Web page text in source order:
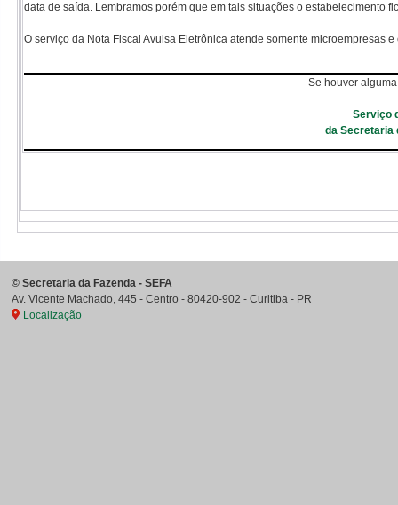
data de saída. Lembramos porém que em tais situações o estabelecimento
O serviço da Nota Fiscal Avulsa Eletrônica atende somente microempresas
Se houver
Serviço
da Secretaria
© Secretaria da Fazenda - SEFA
Av. Vicente Machado, 445 - Centro - 80420-902 - Curitiba - PR
Localização